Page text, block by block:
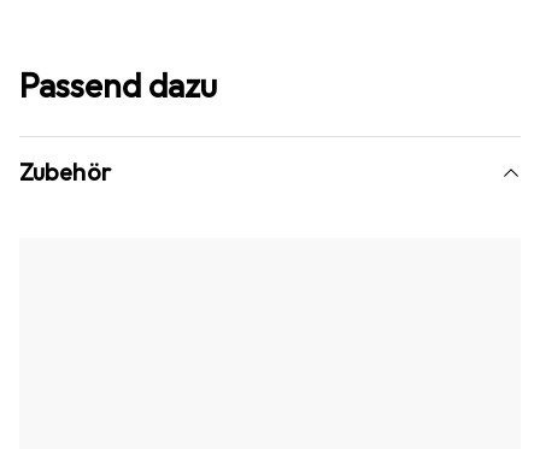
Passend dazu
Zubehör